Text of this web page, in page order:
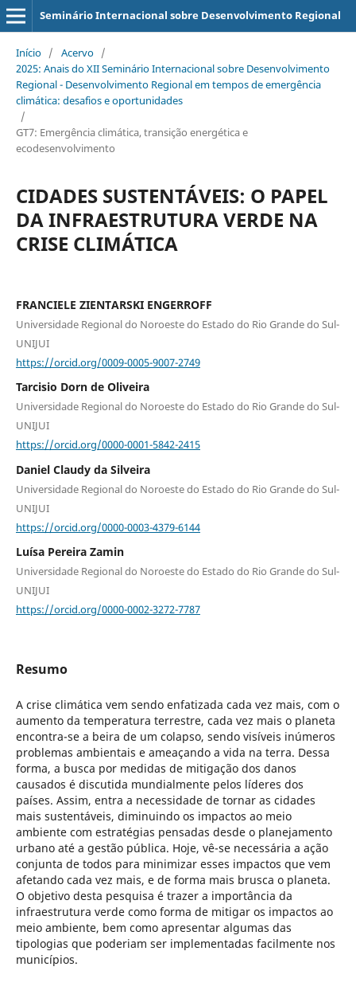
Seminário Internacional sobre Desenvolvimento Regional
Início / Acervo /
2025: Anais do XII Seminário Internacional sobre Desenvolvimento
Regional - Desenvolvimento Regional em tempos de emergência
climática: desafios e oportunidades
/
GT7: Emergência climática, transição energética e
ecodesenvolvimento
CIDADES SUSTENTÁVEIS: O PAPEL
DA INFRAESTRUTURA VERDE NA
CRISE CLIMÁTICA
FRANCIELE ZIENTARSKI ENGERROFF
Universidade Regional do Noroeste do Estado do Rio Grande do Sul-
UNIJUI
https://orcid.org/0009-0005-9007-2749
Tarcisio Dorn de Oliveira
Universidade Regional do Noroeste do Estado do Rio Grande do Sul-
UNIJUI
https://orcid.org/0000-0001-5842-2415
Daniel Claudy da Silveira
Universidade Regional do Noroeste do Estado do Rio Grande do Sul-
UNIJUI
https://orcid.org/0000-0003-4379-6144
Luísa Pereira Zamin
Universidade Regional do Noroeste do Estado do Rio Grande do Sul-
UNIJUI
https://orcid.org/0000-0002-3272-7787
Resumo
A crise climática vem sendo enfatizada cada vez mais, com o
aumento da temperatura terrestre, cada vez mais o planeta
encontra-se a beira de um colapso, sendo visíveis inúmeros
problemas ambientais e ameaçando a vida na terra. Dessa
forma, a busca por medidas de mitigação dos danos
causados é discutida mundialmente pelos líderes dos
países. Assim, entra a necessidade de tornar as cidades
mais sustentáveis, diminuindo os impactos ao meio
ambiente com estratégias pensadas desde o planejamento
urbano até a gestão pública. Hoje, vê-se necessária a ação
conjunta de todos para minimizar esses impactos que vem
afetando cada vez mais, e de forma mais brusca o planeta.
O objetivo desta pesquisa é trazer a importância da
infraestrutura verde como forma de mitigar os impactos ao
meio ambiente, bem como apresentar algumas das
tipologias que poderiam ser implementadas facilmente nos
municípios.